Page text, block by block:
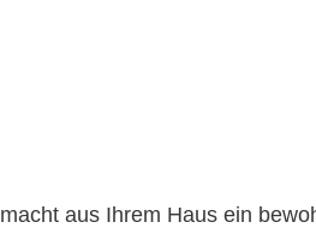
aus Ihrem Haus ein